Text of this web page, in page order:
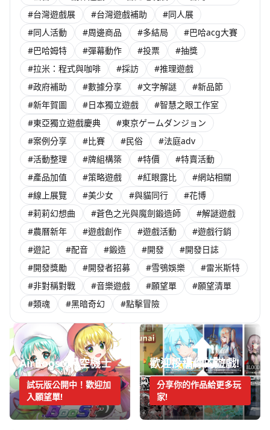
#台灣遊戲展
#台灣遊戲補助
#同人展
#同人活動
#周邊商品 #多結局
#巴哈acg大賽
#巴哈姆特
#彈幕動作 #投票
#抽獎
#拉米：程式與咖啡
#採訪
#推理遊戲
#政府補助
#數據分享 #文字解謎
#新品節
#新年賀圖
#日本獨立遊戲
#智慧之眼工作室
#東亞獨立遊戲慶典
#東京ゲームダンジョン
#案例分享
#比賽 #民俗
#法庭adv
#活動整理
#牌組構築 #特價
#特賣活動
#產品加值
#策略遊戲 #紅眼露比
#網站相關
#線上展覽
#美少女 #與貓同行
#花博
#莉莉幻想曲
#蒼色之光與魔劍鍛造師
#解謎遊戲
#農曆新年
#遊戲創作 #遊戲活動
#遊戲行銷
#遊記
#配音 #鍛造 #開發
#開發日誌
#開發獎勵
#開發者招募 #雪鴞娛樂
#雷米斯特
#非對稱對戰
#音樂遊戲 #願望單
#願望清單
#類魂
#黑暗奇幻 #點擊冒險
AirBoost:天空機士
試玩版公開中！歡迎加
入願望單!
歡迎投稿你的遊戲!
分享你的作品給更多玩
家!